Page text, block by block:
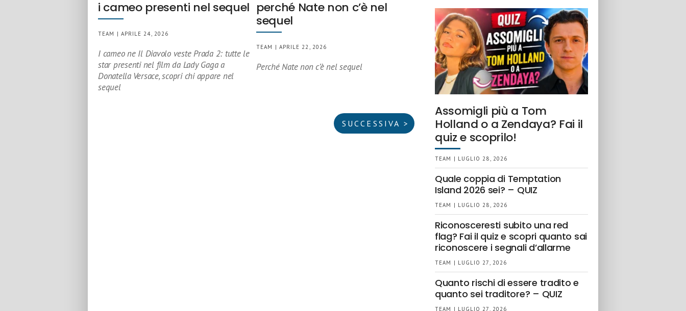
i cameo presenti nel sequel
TEAM | APRILE 24, 2026
I cameo ne Il Diavolo veste Prada 2: tutte le
star presenti nel film da Lady Gaga a
Donatella Versace, scopri chi appare nel
sequel
perché Nate non c’è nel
sequel
TEAM | APRILE 22, 2026
Perché Nate non c’è nel sequel
SUCCESSIVA >
Assomigli più a Tom
Holland o a Zendaya? Fai il
quiz e scoprilo!
TEAM | LUGLIO 28, 2026
Quale coppia di Temptation
Island 2026 sei? – QUIZ
TEAM | LUGLIO 28, 2026
Riconosceresti subito una red
flag? Fai il quiz e scopri quanto sai
riconoscere i segnali d’allarme
TEAM | LUGLIO 27, 2026
Quanto rischi di essere tradito e
quanto sei traditore? – QUIZ
TEAM | LUGLIO 27, 2026